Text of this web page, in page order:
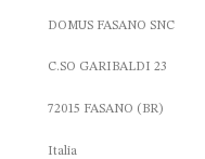
DOMUS FASANO SNC
C.SO GARIBALDI 23
72015 FASANO (BR)
Italia